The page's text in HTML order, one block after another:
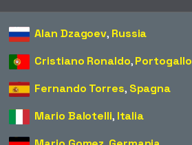
Alan Dzagoev, Russia
Cristiano Ronaldo,Portogallo
Fernando Torres, Spagna
Mario Balotelli, Italia